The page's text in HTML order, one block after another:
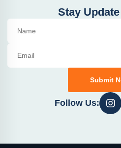
Stay
Submit
Follow Us: